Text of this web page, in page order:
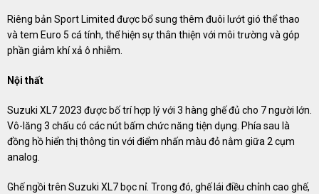
Riêng bản Sport Limited được bổ sung thêm đuôi lướt gió thể thao
và tem Euro 5 cá tính, thể hiện sự thân thiện với môi trường và góp
phần giảm khí xả ô nhiễm.
Nội thất
Suzuki XL7 2023 được bố trí hợp lý với 3 hàng ghế đủ cho 7 người lớn.
Vô-lăng 3 chấu có các nút bấm chức năng tiện dụng. Phía sau là
đồng hồ hiển thị thông tin với điểm nhấn màu đỏ nằm giữa 2 cụm
analog.
Ghế ngồi trên Suzuki XL7 bọc nỉ. Trong đó, ghế lái điều chỉnh cao ghế,